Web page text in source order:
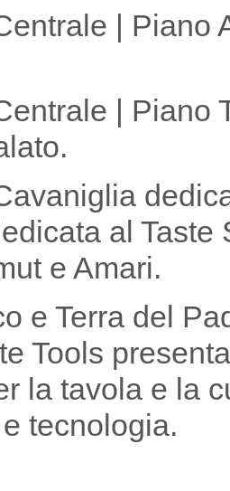
| Piano
| Piano
al Taste
e Amari.
e Terra del
Tools
la tavola e la
tecnologia.